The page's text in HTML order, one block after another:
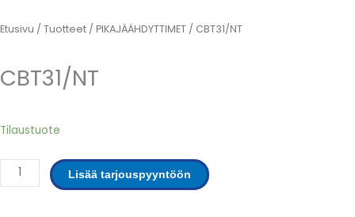
Etusivu / Tuotteet / PIKAJÄÄHDYTTIMET / CBT31/NT
CBT31/NT
Tilaustuote
CBT31/NT
Lisää tarjouspyyntöön